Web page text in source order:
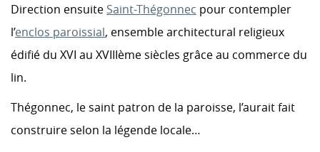
Direction ensuite Saint-Thégonnec pour contempler
l’enclos paroissial, ensemble architectural religieux
édifié du XVI au XVIIIème siècles grâce au commerce du
lin.
Thégonnec, le saint patron de la paroisse, l’aurait fait
construire selon la légende locale…